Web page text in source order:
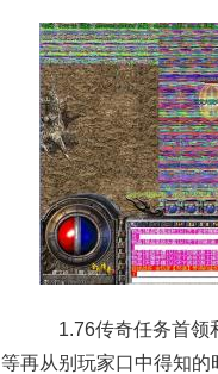
1.76传奇任务首领
等再从别玩家口中得知